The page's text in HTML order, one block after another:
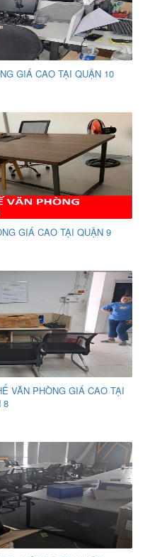
GIÁ CAO TẠI QUẬN 10
GIÁ CAO TẠI QUẬN 9
VĂN PHÒNG GIÁ CAO TẠI
8